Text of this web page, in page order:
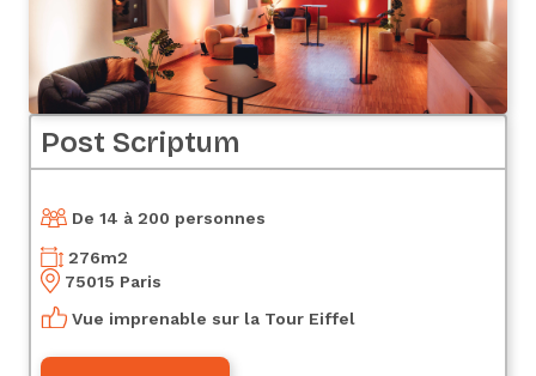
Post Scriptum
De 14 à 200 personnes
276m2
75015 Paris
Vue imprenable sur la Tour Eiffel